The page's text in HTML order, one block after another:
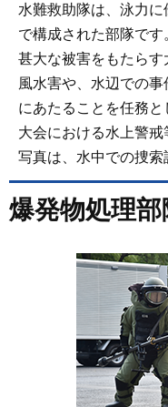
水難救助隊は、泳力
で構成された部隊です
甚大な被害をもたら
風水害や、水辺での
にあたることを任務
大会における水上警戒
写真は、水中での捜索
爆発物処理部